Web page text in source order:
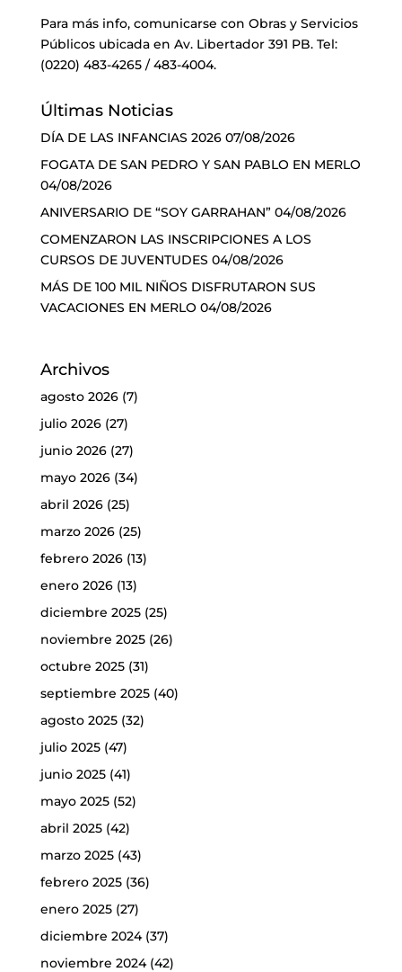
Para más info, comunicarse con Obras y Servicios
Públicos ubicada en Av. Libertador 391 PB. Tel:
(0220) 483-4265 / 483-4004.
Últimas Noticias
DÍA DE LAS INFANCIAS 2026 07/08/2026
FOGATA DE SAN PEDRO Y SAN PABLO EN MERLO
04/08/2026
ANIVERSARIO DE “SOY GARRAHAN” 04/08/2026
COMENZARON LAS INSCRIPCIONES A LOS
CURSOS DE JUVENTUDES 04/08/2026
MÁS DE 100 MIL NIÑOS DISFRUTARON SUS
VACACIONES EN MERLO 04/08/2026
Archivos
agosto 2026(7)
julio 2026(27)
junio 2026(27)
mayo 2026(34)
abril 2026(25)
marzo 2026(25)
febrero 2026(13)
enero 2026(13)
diciembre 2025(25)
noviembre 2025(26)
octubre 2025(31)
septiembre 2025(40)
agosto 2025(32)
julio 2025(47)
junio 2025(41)
mayo 2025(52)
abril 2025(42)
marzo 2025(43)
febrero 2025(36)
enero 2025(27)
diciembre 2024(37)
noviembre 2024(42)